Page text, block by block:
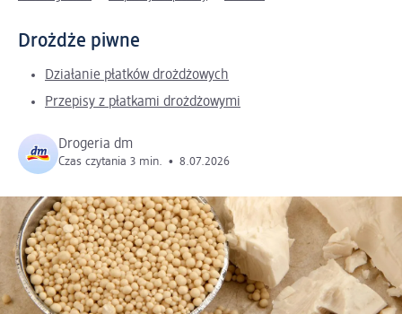
Drożdże piwne
Działanie płatków drożdżowych
Przepisy z płatkami drożdżowymi
Drogeria dm
Czas czytania 3 min. • 8.07.2026